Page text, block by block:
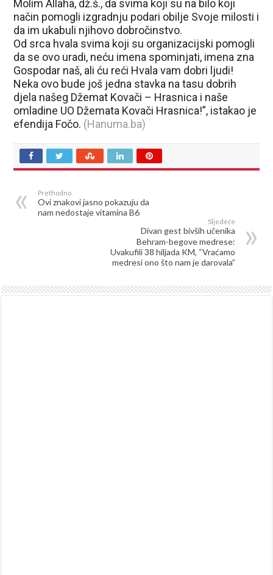
Molim Allaha, dž.š., da svima koji su na bilo koji
način pomogli izgradnju podari obilje Svoje milosti i
da im ukabuli njihovo dobročinstvo.
Od srca hvala svima koji su organizacijski pomogli
da se ovo uradi, neću imena spominjati, imena zna
Gospodar naš, ali ću reći Hvala vam dobri ljudi!
Neka ovo bude još jedna stavka na tasu dobrih
djela našeg Džemat Kovači – Hrasnica i naše
omladine UO Džemata Kovači Hrasnica!”, istakao je
efendija Fočo. (Hanuma.ba)
Prethodno
Ovi znakovi jasno pokazuju da
nam nedostaje vitamina B6
Sljedeće
Divan gest bivših učenika
Behram-begove medrese:
Uvakufili 38 hiljada KM, “Vraćamo
medresi ono što nam je darovala”